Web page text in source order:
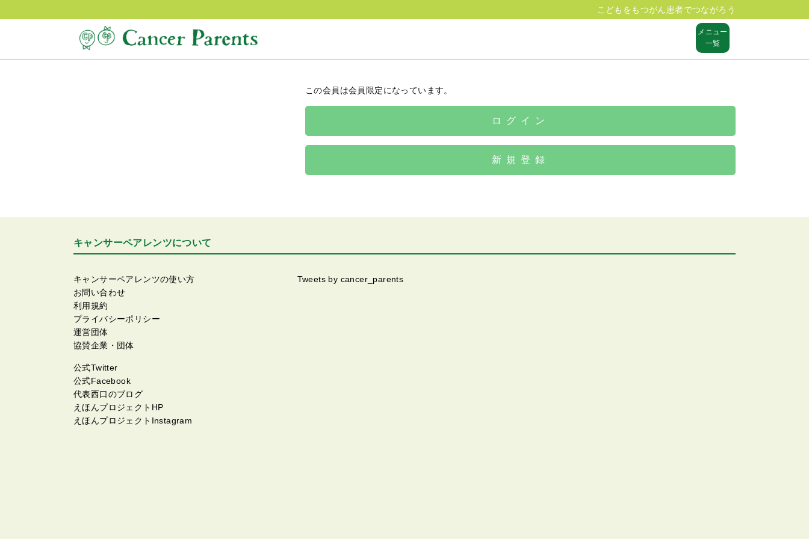
こどもをもつがん患者でつながろう
メニュー
一覧
この会員は会員限定になっています。
ログイン
新規登録
キャンサーペアレンツについて
キャンサーペアレンツの使い方
お問い合わせ
利用規約
プライバシーポリシー
運営団体
協賛企業・団体
公式Twitter
公式Facebook
代表西口のブログ
えほんプロジェクトHP
えほんプロジェクトInstagram
Tweets by cancer_parents